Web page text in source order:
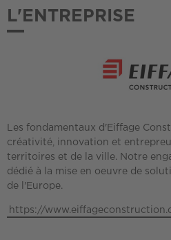
L'ENTREPRISE
Les fondamentaux d'Eiffage
créativité, innovation et
territoires et de la ville. Notre
dédié à la mise en oeuvre de
de l'Europe.
https://